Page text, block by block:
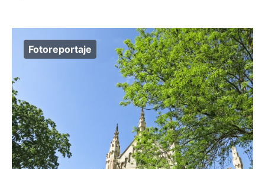
Fotoreportaje